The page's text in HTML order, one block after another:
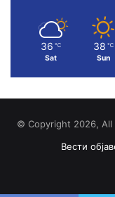
36 ℃
Sat
38 ℃
Sun
© Copyright 2026,
Вести